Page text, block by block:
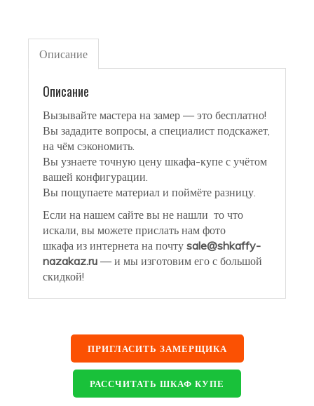
Описание
Описание
Вызывайте мастера на замер — это бесплатно!
Вы зададите вопросы, а специалист подскажет,
на чём сэкономить.
Вы узнаете точную цену шкафа-купе с учётом
вашей конфигурации.
Вы пощупаете материал и поймёте разницу.
Если на нашем сайте вы не нашли то что
искали, вы можете прислать нам фото
шкафа из интернета на почту sale@shkaffy-
nazakaz.ru — и мы изготовим его с большой
скидкой!
ПРИГЛАСИТЬ ЗАМЕРЩИКА
РАССЧИТАТЬ ШКАФ КУПЕ